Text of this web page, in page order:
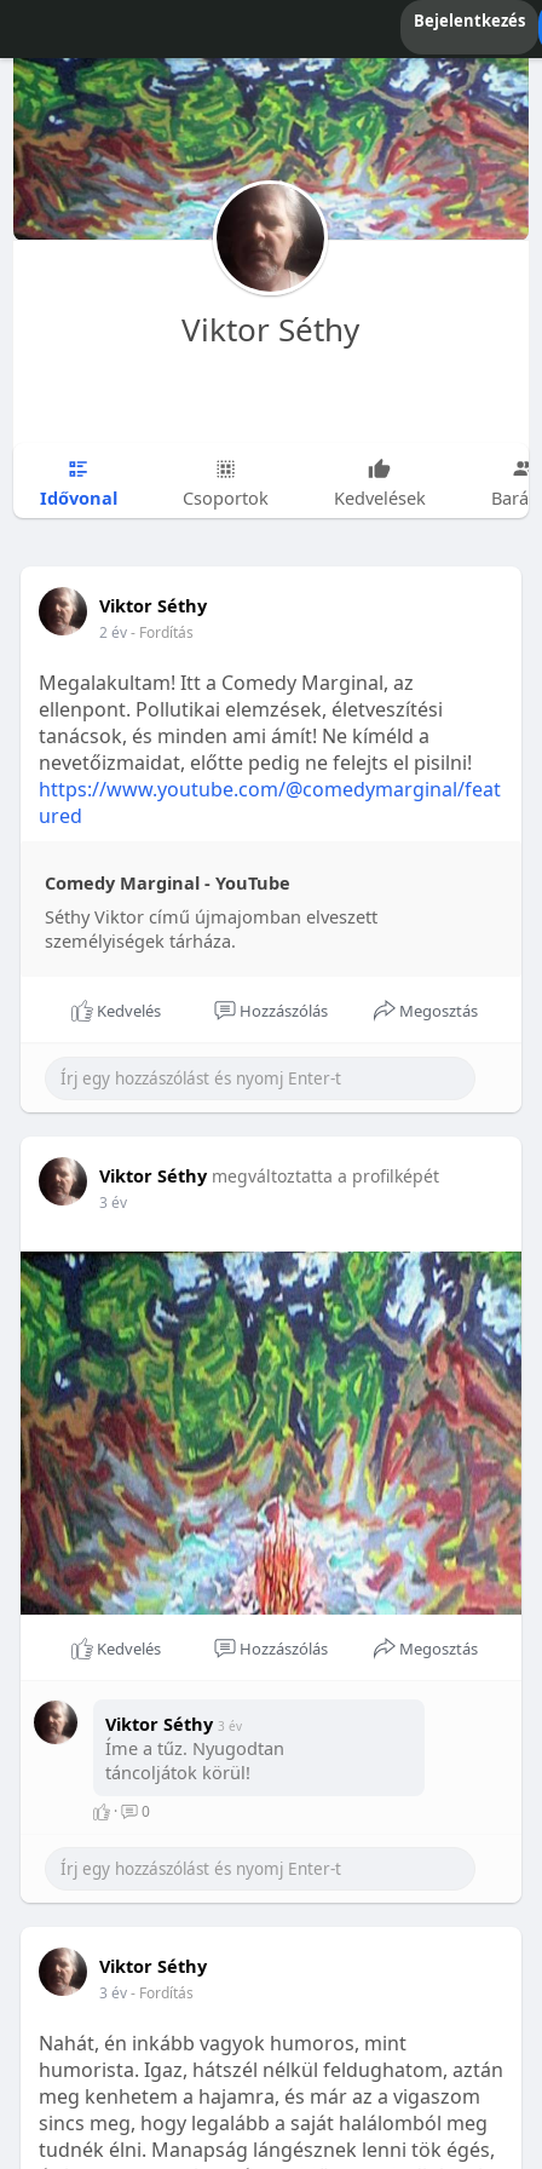
Bejelentkezés
Viktor Séthy
Idővonal Csoportok Kedvelések
Viktor Séthy
2 év- Fordítás
Megalakultam! Itt a Comedy Marginal, az
ellenpont. Pollutikai elemzések, életveszítési
tanácsok, és minden ami ámít! Ne kíméld a
nevetőizmaidat, előtte pedig ne felejts el pisilni!
https://www.youtube.com/@comedymarginal/feat
ured
Comedy Marginal - YouTube
Séthy Viktor című újmajomban elveszett
személyiségek tárháza.
Kedvelés Hozzászólás Megosztás
Viktor Séthy megváltoztatta a profilképét
3 év
Kedvelés Hozzászólás Megosztás
Viktor Séthy 3 év
Íme a tűz. Nyugodtan
táncoljátok körül!
· 0
Viktor Séthy
3 év- Fordítás
Nahát, én inkább vagyok humoros, mint
humorista. Igaz, hátszél nélkül feldughatom, aztán
meg kenhetem a hajamra, és már az a vigaszom
sincs meg, hogy legalább a saját halálomból meg
tudnék élni. Manapság lángésznek lenni tök égés,